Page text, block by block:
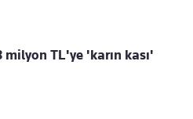
TL'ye 'karın kası'